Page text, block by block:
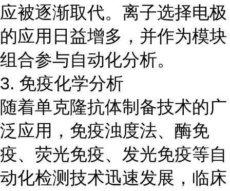
应被逐渐取代。离子选择电极
的应用日益增多，并作为模块
组合参与自动化分析。
3. 免疫化学分析
随着单克隆抗体制备技术的广
泛应用，免疫浊度法、酶免
疫、荧光免疫、发光免疫等自
动化检测技术迅速发展，临床